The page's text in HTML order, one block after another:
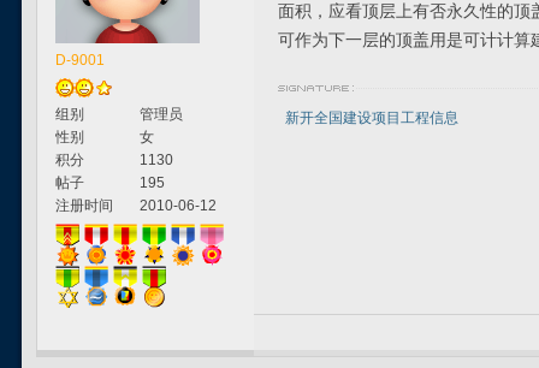
D-9001
组别
管理员
性别
女
积分
1130
帖子
195
注册时间
2010-06-12
面积，应看顶层上有否永久性的
可作为下一层的顶盖用是可计计算
新开全国建设项目工程信息